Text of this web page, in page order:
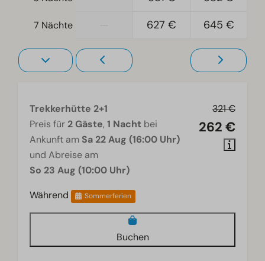
7 Nächte 627 € 645 €
321 €
262 €
Trekkerhütte 2+1
Preis für 2 Gäste, 1 Nacht bei
Ankunft am Sa 22 Aug (16:00 Uhr)
und Abreise am
So 23 Aug (10:00 Uhr)
Während
Sommerferien
Buchen